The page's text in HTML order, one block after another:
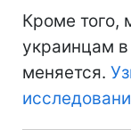
Кроме того,
украинцам
меняется.